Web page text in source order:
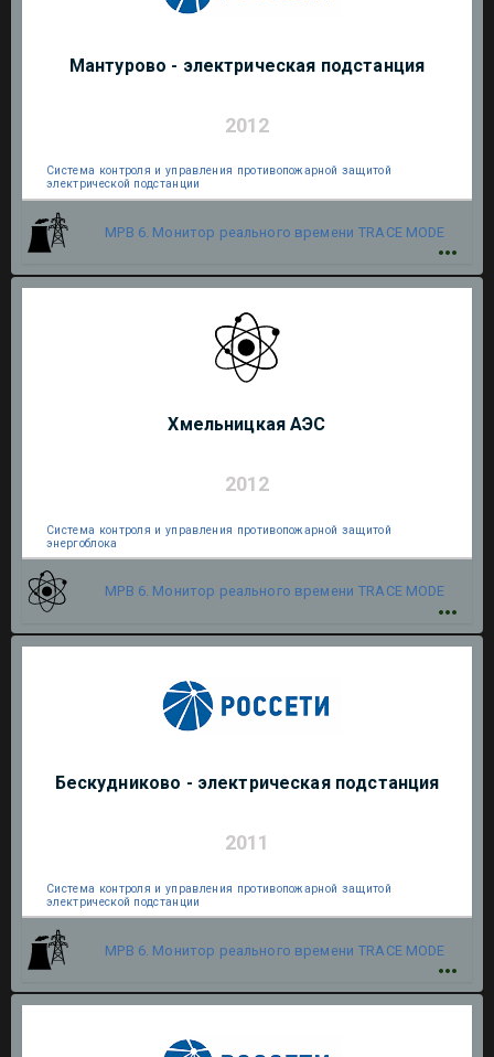
Мантурово - электрическая подстанция
2012
Система контроля и управления противопожарной защитой
электрической подстанции
МРВ 6. Монитор реального времени TRACE MODE
Хмельницкая АЭС
2012
Система контроля и управления противопожарной защитой
энергоблока
МРВ 6. Монитор реального времени TRACE MODE
Бескудниково - электрическая подстанция
2011
Система контроля и управления противопожарной защитой
электрической подстанции
МРВ 6. Монитор реального времени TRACE MODE